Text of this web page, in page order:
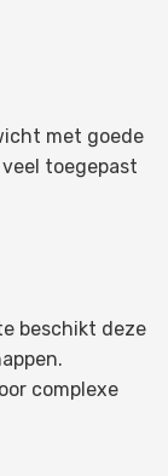
met goede
toegepast
beschikt deze
complexe